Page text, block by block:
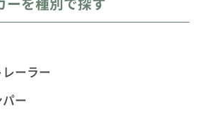
ーラー
ー